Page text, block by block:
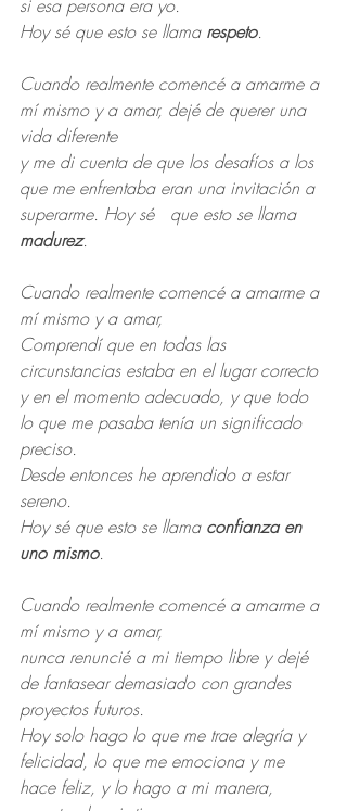
si esa persona era yo.
Hoy sé que esto se llama respeto.
Cuando realmente comencé a amarme a
mí mismo y a amar, dejé de querer una
vida diferente
y me di cuenta de que los desafíos a los
que me enfrentaba eran una invitación a
superarme. Hoy sé   que esto se llama
madurez.
Cuando realmente comencé a amarme a
mí mismo y a amar,
Comprendí que en todas las
circunstancias estaba en el lugar correcto
y en el momento adecuado, y que todo
lo que me pasaba tenía un significado
preciso.
Desde entonces he aprendido a estar
sereno.
Hoy sé que esto se llama confianza en
uno mismo.
Cuando realmente comencé a amarme a
mí mismo y a amar,
nunca renuncié a mi tiempo libre y dejé
de fantasear demasiado con grandes
proyectos futuros.
Hoy solo hago lo que me trae alegría y
felicidad, lo que me emociona y me
hace feliz, y lo hago a mi manera,